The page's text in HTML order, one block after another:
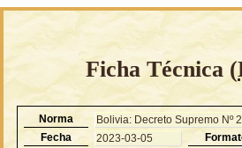
Ficha Técnica (
Norma
Bolivia: Decreto Supremo Nº
Fecha
2023-03-05